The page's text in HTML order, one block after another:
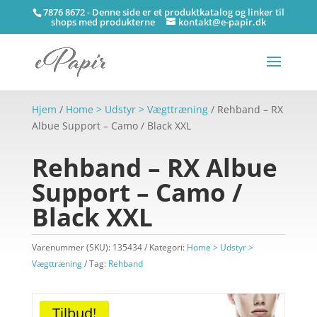
7876 8672 - Denne side er et produktkatalog og linker til
shops med produkterne kontakt@e-papir.dk
Hjem / Home > Udstyr > Vægttræning/ Rehband – RX
Albue Support – Camo / Black XXL
Rehband – RX Albue
Support – Camo /
Black XXL
Varenummer (SKU): 135434 Kategori: Home > Udstyr >
Vægttræning
Tag: Rehband
Tilbud!